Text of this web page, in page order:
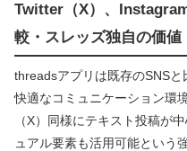
Twitter（X）、
較・スレッズ独自の価値
threadsアプリは既存のSNS
快適なコミュニケーション環
（X）同様にテキスト投稿が
ュアル要素も活用可能という